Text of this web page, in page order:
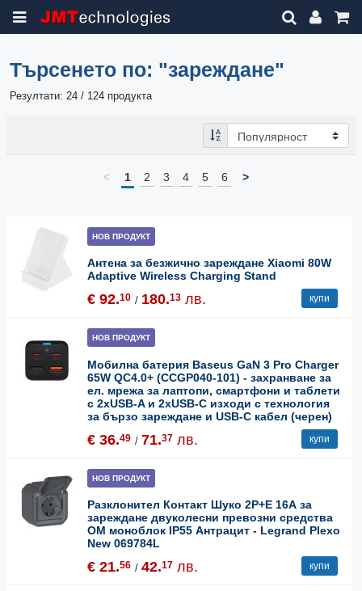
Търсенето по: "зареждане"
Резултати: 24 / 124 продукта
< 1 2 3 4 5 6 >
НОВ ПРОДУКТ
Антена за безжично зареждане Xiaomi 80W
Adaptive Wireless Charging Stand
€ 92.10 / 180.13 лв. купи
НОВ ПРОДУКТ
Мобилна батерия Baseus GaN 3 Pro Charger
65W QC4.0+ (CCGP040-101) - захранване за
ел. мрежа за лаптопи, смартфони и таблети
с 2xUSB-A и 2xUSB-C изходи с технология
за бързо зареждане и USB-C кабел (черен)
€ 36.49 / 71.37 лв. купи
НОВ ПРОДУКТ
Разклонител Контакт Шуко 2P+E 16А за
зареждане двуколесни превозни средства
ОМ моноблок IP55 Антрацит - Legrand Plexo
New 069784L
€ 21.56 / 42.17 лв. купи